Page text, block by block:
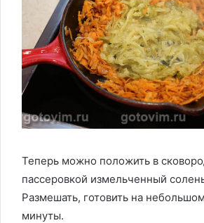
Теперь можно положить в
пассеровкой измельченный
Размешать, готовить на
минуты.